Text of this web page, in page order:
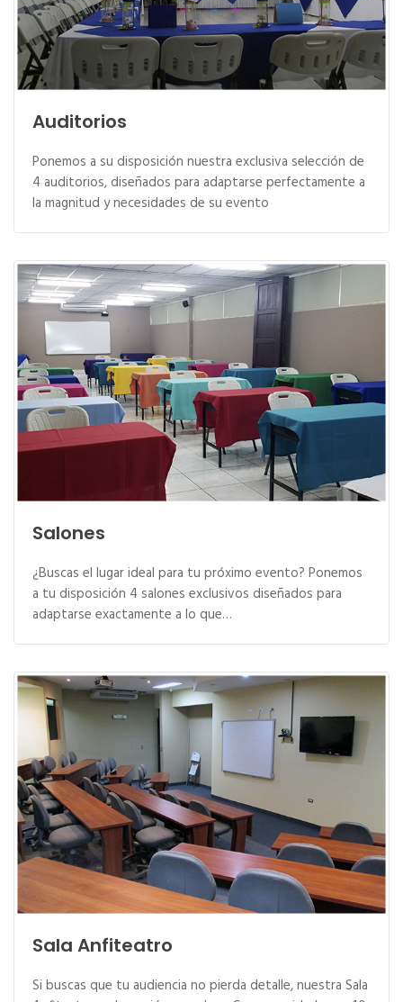
Auditorios
Ponemos a su disposición nuestra exclusiva selección de
4 auditorios, diseñados para adaptarse perfectamente a
la magnitud y necesidades de su evento
Salones
¿Buscas el lugar ideal para tu próximo evento? Ponemos
a tu disposición 4 salones exclusivos diseñados para
adaptarse exactamente a lo que…
Sala Anfiteatro
Si buscas que tu audiencia no pierda detalle, nuestra Sala